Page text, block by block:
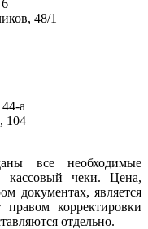
48/1
а
104
все необходимые
кассовый чеки. Цена,
документах, является
правом корректировки
отдельно.